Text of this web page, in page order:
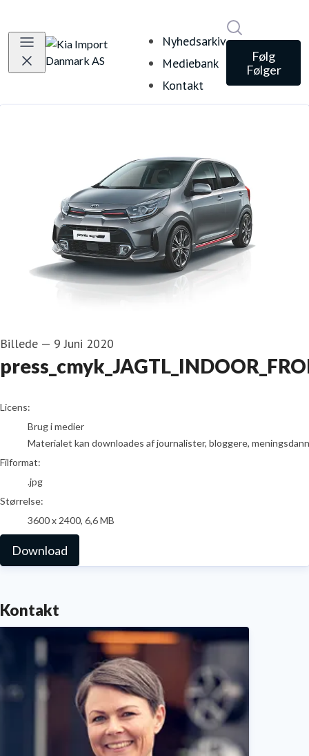
Nyhedsarkiv
Mediebank
Kontakt
Følg
Følger
Billede — 9 Juni 2020
go to media item
Licens:
Brug i medier
Materialet kan downloades af journalister, bloggere,
Filformat:
.jpg
Størrelse:
3600 x 2400, 6,6 MB
Download
Kontakt